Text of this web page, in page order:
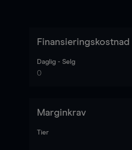
Finansieringskostnad
Daglig - Selg
0
Marginkrav
Tier